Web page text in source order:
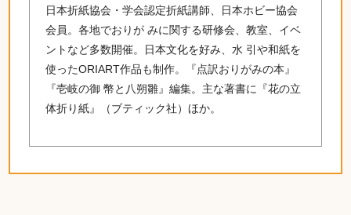
日本折紙協会・学会認定折紙講師、日本ホビー協会
会員。各地でおりが みに関する研修会、教室、イベ
ントなど多数開催。日本文化を好み、水 引や和紙を
使ったORIART作品も制作。『点訳おりがみの本』
『壱岐の御 幣と八朔雛』編集。主な著書に『花の立
体折り紙』（ブティック社）ほか。